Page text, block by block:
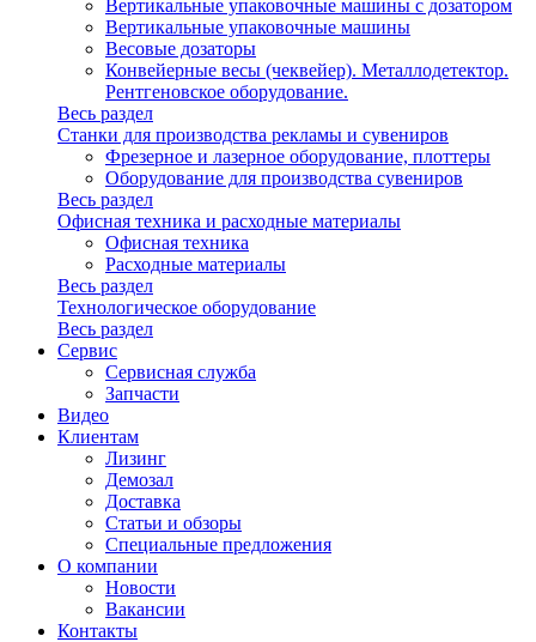
Вертикальные упаковочные машины с дозатором
Вертикальные упаковочные машины
Весовые дозаторы
Конвейерные весы (чеквейер). Металлодетектор.
Рентгеновское оборудование.
Весь раздел
Станки для производства рекламы и сувениров
Фрезерное и лазерное оборудование, плоттеры
Оборудование для производства сувениров
Весь раздел
Офисная техника и расходные материалы
Офисная техника
Расходные материалы
Весь раздел
Технологическое оборудование
Весь раздел
Сервис
Сервисная служба
Запчасти
Видео
Клиентам
Лизинг
Демозал
Доставка
Статьи и обзоры
Специальные предложения
О компании
Новости
Вакансии
Контакты